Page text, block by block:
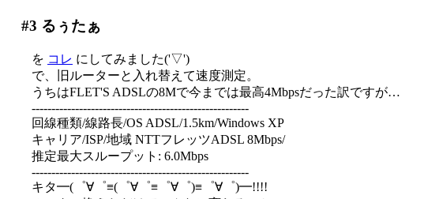
#3 るぅたぁ
を コレ にしてみました('▽')
で、旧ルーターと入れ替えて速度測定。
うちはFLET'S ADSLの8Mで今までは最高4Mbpsだった訳ですが…
-------------------------------------------------------
回線種類/線路長/OS ADSL/1.5km/Windows XP
キャリア/ISP/地域 NTTフレッツADSL 8Mbps/
推定最大スループット: 6.0Mbps
-------------------------------------------------------
キタ━(゜∀゜≡(゜∀゜≡゜∀゜)≡゜∀゜)━!!!!